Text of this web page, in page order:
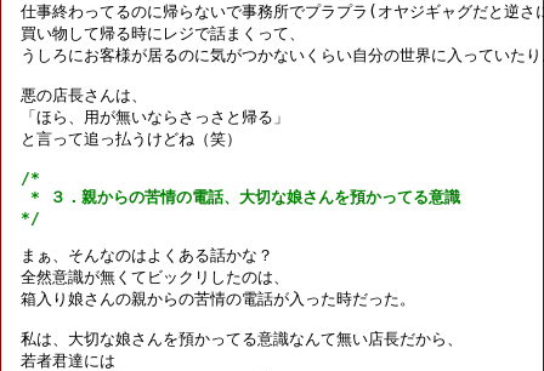
仕事終わってるのに帰らないで事務所でプラプラ(オヤジギャグだと逆さ
買い物して帰る時にレジで話まくって、
うしろにお客様が居るのに気がつかないくらい自分の世界に入っていた
悪の店長さんは、
「ほら、用が無いならさっさと帰る」
と言って追っ払うけどね（笑）
/*
* ３．親からの苦情の電話、大切な娘さんを預かってる意識
*/
まぁ、そんなのはよくある話かな？
全然意識が無くてビックリしたのは、
箱入り娘さんの親からの苦情の電話が入った時だった。
私は、大切な娘さんを預かってる意識なんて無い店長だから、
若者君達には